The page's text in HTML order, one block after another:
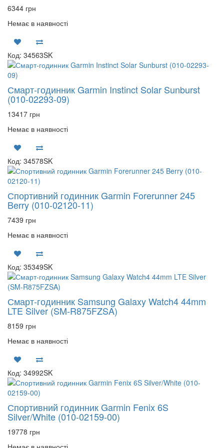
6344 грн
Немає в наявності
Код: 34563SK
Смарт-годинник Garmin Instinct Solar Sunburst
(010-02293-09)
13417 грн
Немає в наявності
Код: 34578SK
Спортивний годинник Garmin Forerunner 245
Berry (010-02120-11)
7439 грн
Немає в наявності
Код: 35349SK
Смарт-годинник Samsung Galaxy Watch4 44mm
LTE Silver (SM-R875FZSA)
8159 грн
Немає в наявності
Код: 34992SK
Спортивний годинник Garmin Fenix 6S
Silver/White (010-02159-00)
19778 грн